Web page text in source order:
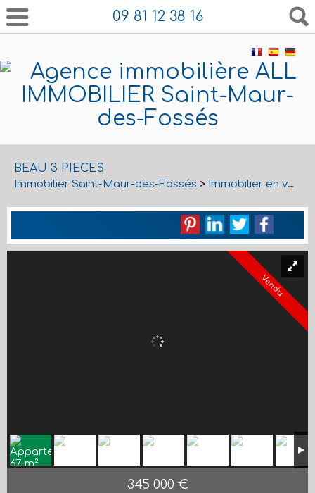
09 81 12 38 16
BEAU 3 PIECES
Immobilier Saint-Maur-des-Fossés > Immobilier en vente Saint-Maur-des-Fossés
Vendu
345 000 €